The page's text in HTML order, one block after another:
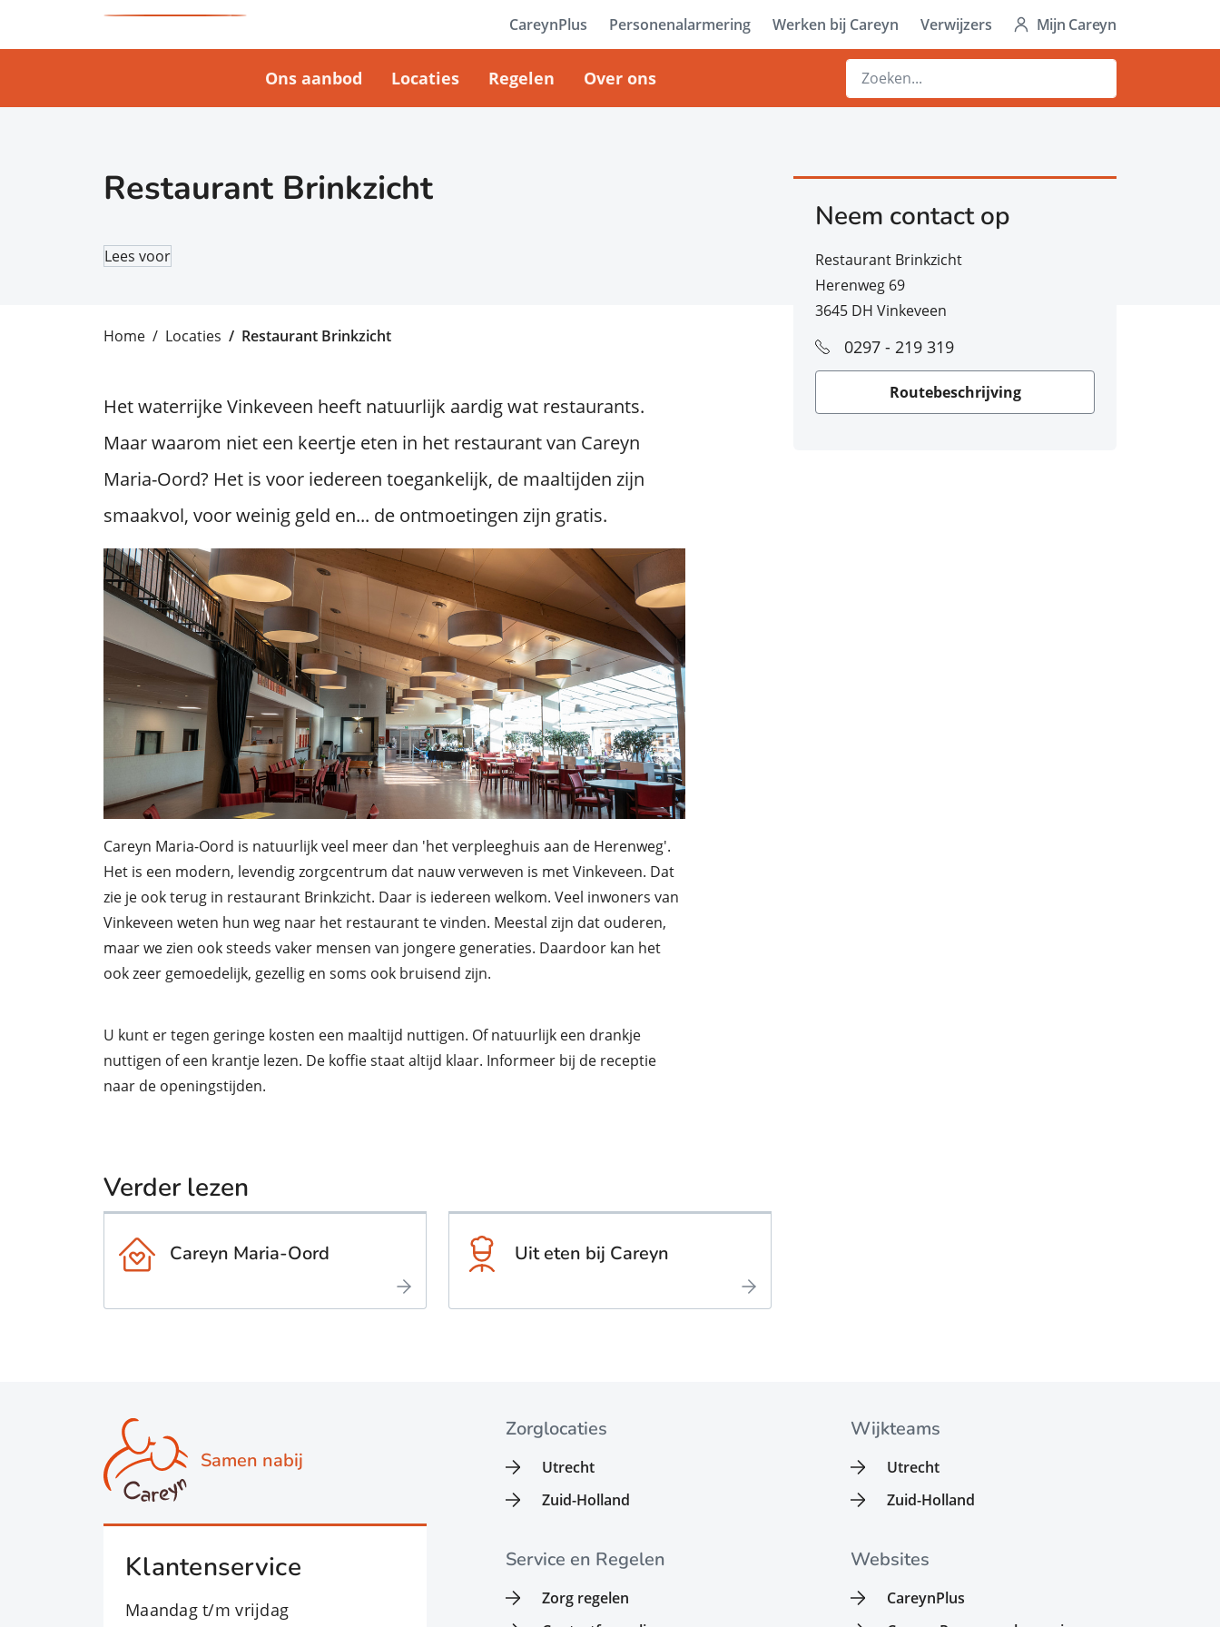
Ons aanbod Locaties Regelen Over ons
CareynPlus Personenalarmering Werken bij Careyn Verwijzers Mijn Careyn
Restaurant Brinkzicht
Lees voor
Home Locaties Restaurant Brinkzicht
Het waterrijke Vinkeveen heeft natuurlijk aardig wat restaurants.
Maar waarom niet een keertje eten in het restaurant van Careyn
Maria-Oord? Het is voor iedereen toegankelijk, de maaltijden zijn
smaakvol, voor weinig geld en... de ontmoetingen zijn gratis.
Neem contact op
Restaurant Brinkzicht
Herenweg 69
3645 DH Vinkeveen
0297 - 219 319
Routebeschrijving
Careyn Maria-Oord is natuurlijk veel meer dan 'het verpleeghuis aan de Herenweg'.
Het is een modern, levendig zorgcentrum dat nauw verweven is met Vinkeveen. Dat
zie je ook terug in restaurant Brinkzicht. Daar is iedereen welkom. Veel inwoners van
Vinkeveen weten hun weg naar het restaurant te vinden. Meestal zijn dat ouderen,
maar we zien ook steeds vaker mensen van jongere generaties. Daardoor kan het
ook zeer gemoedelijk, gezellig en soms ook bruisend zijn.
U kunt er tegen geringe kosten een maaltijd nuttigen. Of natuurlijk een drankje
nuttigen of een krantje lezen. De koffie staat altijd klaar. Informeer bij de receptie
naar de openingstijden.
Verder lezen
Careyn Maria-Oord Uit eten bij Careyn
Samen nabij
Klantenservice
Maandag t/m vrijdag
Zorglocaties
Utrecht
Zuid-Holland
Wijkteams
Utrecht
Zuid-Holland
Service en Regelen
Zorg regelen
Websites
CareynPlus